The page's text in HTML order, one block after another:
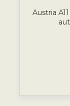
Austria